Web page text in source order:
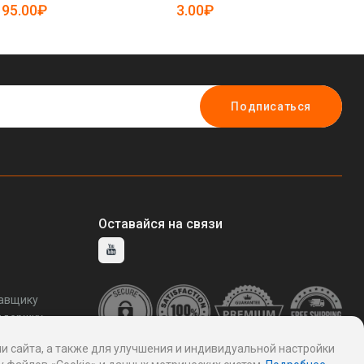
95.00₽
(арт. 25-5084999)
3.00₽
Подписаться
Оставайся на связи
а также для улучшения и индивидуальной настройки